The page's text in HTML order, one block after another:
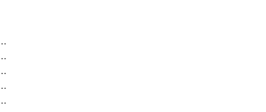
心｜最新电话及地址（2026年7月最新）
｜网点地址及售后热线（2026年7月最新）
｜热线电话与网点地址（2026年7月最新）
｜全新地址电话一览（2026年7月最新）
｜最新地址与售后热线（2026年7月最新）